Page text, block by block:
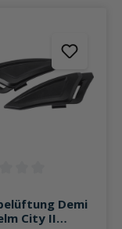
Sternen Bewertung
Demi
City II